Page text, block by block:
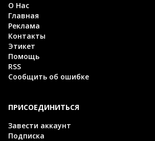
О Нас
Главная
Реклама
Контакты
Этикет
Помощь
RSS
Сообщить об ошибке
ПРИСОЕДИНИТЬСЯ
Завести аккаунт
Подписка